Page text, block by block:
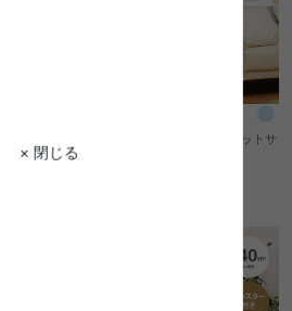
× 閉じる
【幅44cm】Lyft キッズ身長計・フットサ
イズ計付きハンガー